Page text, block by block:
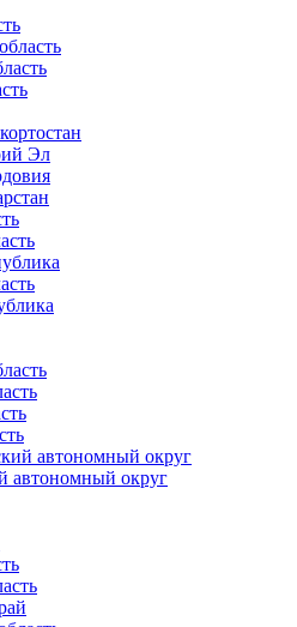
Эл
автономный округ
автономный округ